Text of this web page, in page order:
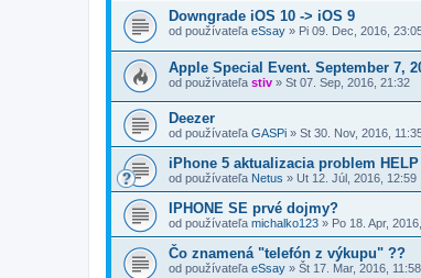
Downgrade iOS 10 -> iOS 9
od používateľa eSsay » Pi 09. Dec, 2016,
Apple Special Event. September 7,
od používateľa stiv » St 07. Sep, 2016, 21:32
Deezer
od používateľa GASPi » St 30. Nov, 2016,
iPhone 5 aktualizacia problem HELP
od používateľa Netus » Ut 12. Júl, 2016, 12:59
IPHONE SE prvé dojmy?
od používateľa michalko123 » Po 18. Apr,
Čo znamená "telefón z výkupu" ??
od používateľa eSsay » Št 17. Mar, 2016, 11:58